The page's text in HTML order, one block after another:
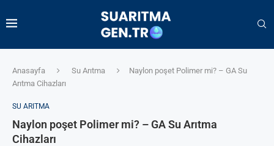
Anasayfa Su Arıtma
Naylon poşet Polimer mi? – GA Su
Arıtma Cihazları
SU ARITMA
Naylon poşet Polimer mi? – GA Su Arıtma
Cihazları